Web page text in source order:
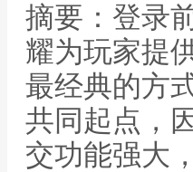
摘要：登录
耀为玩家提
最经典的方
共同起点，
交功能强大